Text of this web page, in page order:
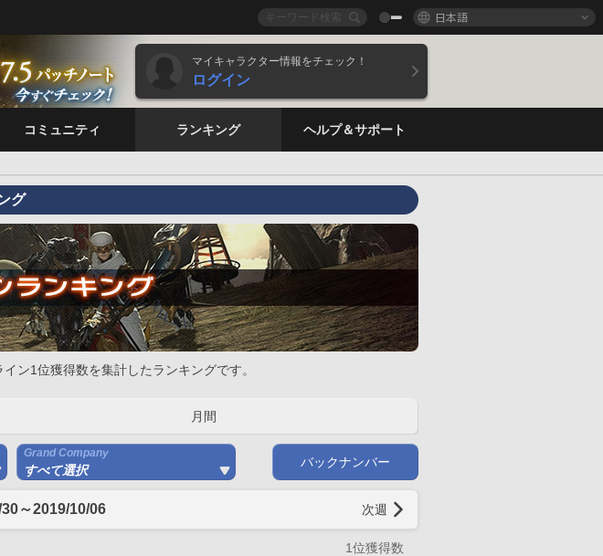
日本語
マイキャラクター情報をチェック！
ログイン
コミュニティ ランキング ヘルプ＆サポート
グ
ン1位獲得数を集計したランキングです。
月間
Grand Company
すべて選択
バックナンバー
～2019/10/06 次週
1位獲得数